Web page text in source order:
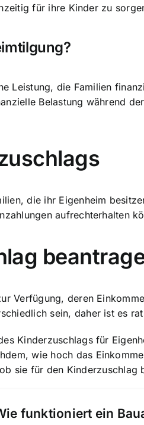
für ihre Kinder zu
Leistung, die Familien
Belastung während
die ihr Eigenheim
aufrechterhalten
Verfügung, deren
sein, daher ist es
Kinderzuschlags für
wie hoch das
sie für den Kinderzuschlag
funktioniert ein